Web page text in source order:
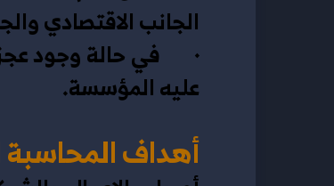
الجانب الاقتصادي
عليه المؤسسة.
أهداف المحاسبة